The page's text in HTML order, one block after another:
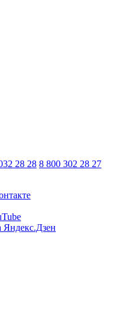
28 28 8 800 302 28 27